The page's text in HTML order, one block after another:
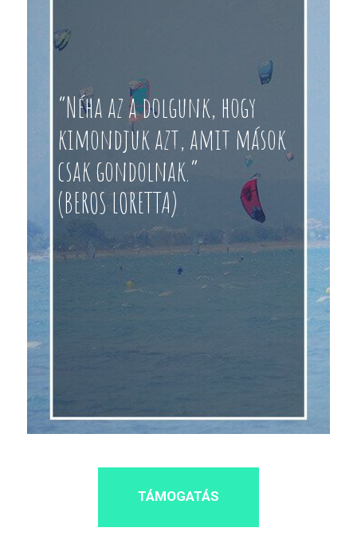
“Néha az a dolgunk, hogy
kimondjuk azt, amit mások
csak gondolnak.”
(BEROS LORETTA)
TÁMOGATÁS